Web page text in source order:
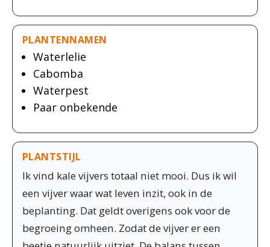
PLANTENNAMEN
Waterlelie
Cabomba
Waterpest
Paar onbekende
PLANTSTIJL
Ik vind kale vijvers totaal niet mooi. Dus ik wil
een vijver waar wat leven inzit, ook in de
beplanting. Dat geldt overigens ook voor de
begroeing omheen. Zodat de vijver er een